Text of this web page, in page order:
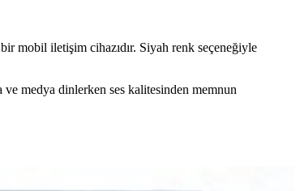
mobil iletişim cihazıdır. Siyah renk seçeneğiyle
medya dinlerken ses kalitesinden memnun